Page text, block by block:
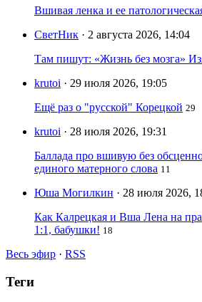
Вшивая ленка и ее
СветНик · 2 августа 2026, 14:04
Там пишут: «Жизнь без мозга»
krutoi · 29 июля 2026, 19:05
Ещё раз о "русской" Корецкой 29
krutoi · 28 июля 2026, 19:31
Баллада про вшивую без
единого матерного слова 11
Юша Могилкин · 28 июля 2026,
Как Калрецкая и Вша Лена на
1:1, бабушки! 18
Весь эфир · RSS
Теги